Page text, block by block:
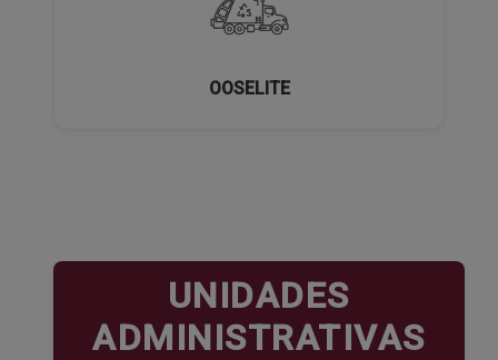
OOSELITE
UNIDADES
ADMINISTRATIVAS